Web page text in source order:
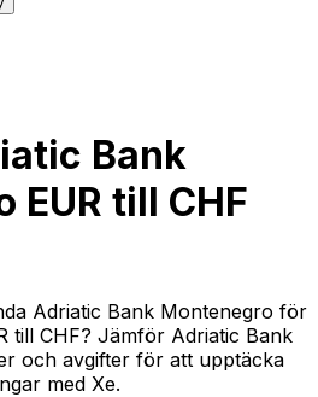
Bank
EUR till CHF
Adriatic Bank Montenegro för
till CHF? Jämför Adriatic Bank
och avgifter för att upptäcka
med Xe.